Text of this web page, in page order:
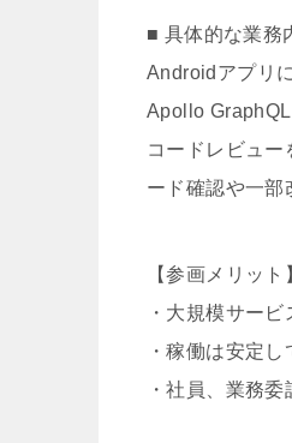
■ 具体的な業務
Androidアプリ
Apollo
コードレビュ
ード確認や一部
【参画メリット
・大規模サー
・稼働は安定
・社員、業務